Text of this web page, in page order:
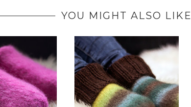
YOU MIGHT ALSO LIKE